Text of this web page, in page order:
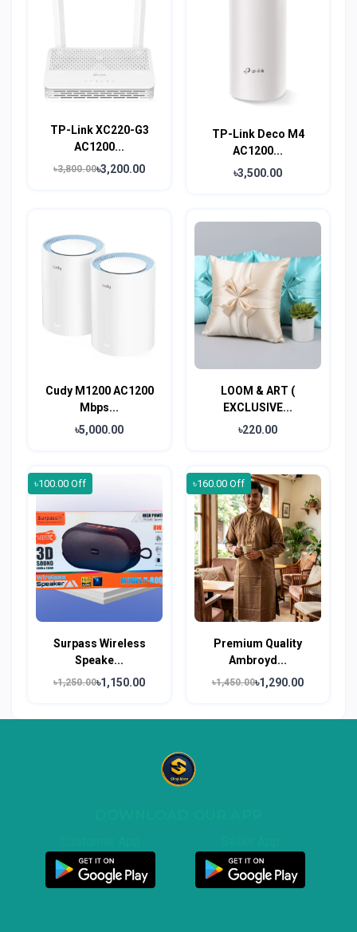
TP-Link XC220-G3
AC1200...
৳3,800.00৳3,200.00
TP-Link Deco M4
AC1200...
৳3,500.00
Cudy M1200 AC1200
Mbps...
৳5,000.00
LOOM & ART (
EXCLUSIVE...
৳220.00
৳100.00 Off
Surpass Wireless
Speake...
৳1,250.00৳1,150.00
৳160.00 Off
Premium Quality
Ambroyd...
৳1,450.00৳1,290.00